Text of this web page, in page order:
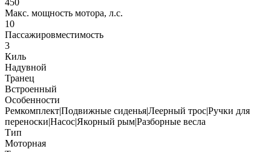
Макс. мощность мотора, л.с.
10
Пассажировместимость
3
Киль
Надувной
Транец
Встроенный
Особенности
Ремкомплект|Подвижные сиденья|Леерный трос|Ручки для
переноски|Насос|Якорный рым|Разборные весла
Тип
Моторная